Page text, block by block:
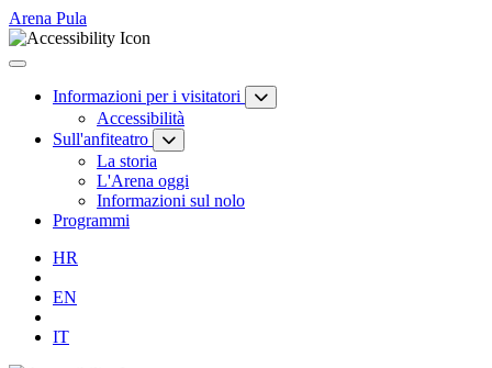
Arena Pula
Informazioni per i visitatori
Accessibilità
Sull'anfiteatro
La storia
L'Arena oggi
Informazioni sul nolo
Programmi
HR
EN
IT